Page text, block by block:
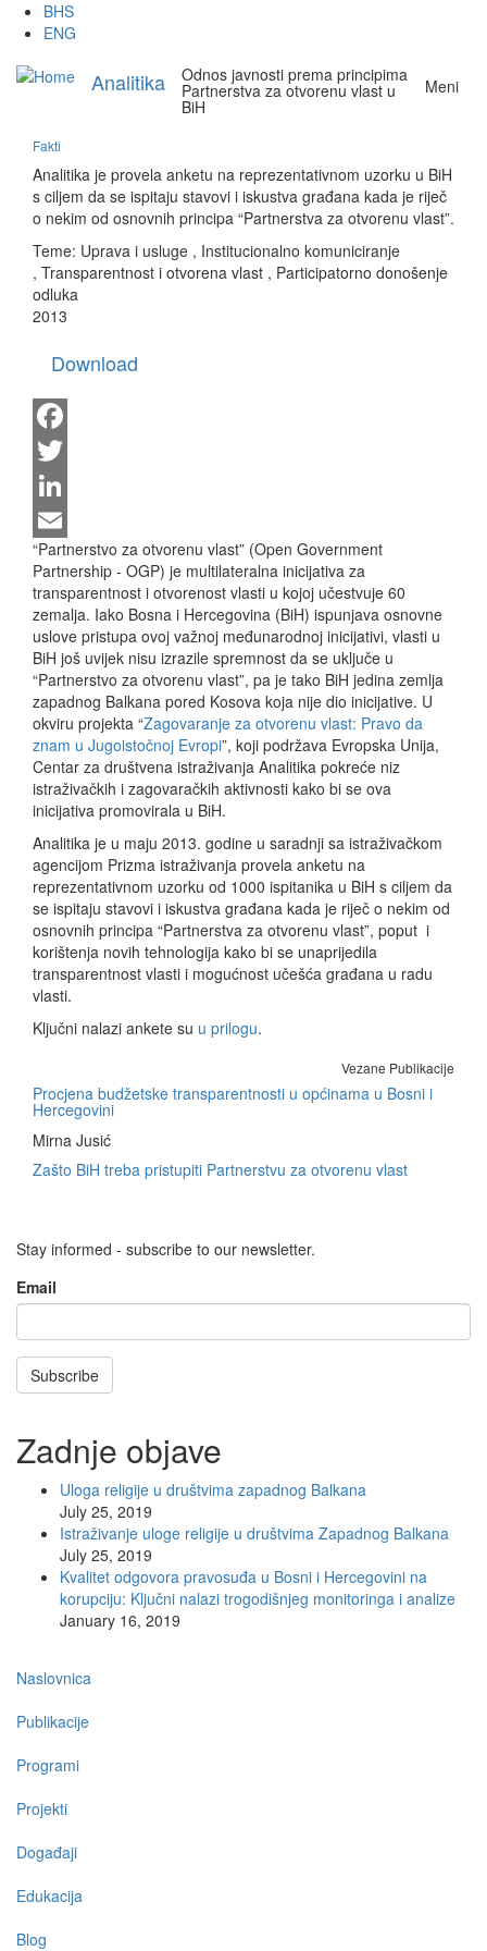
Skip
content
BHS
ENG
Analitika Meni
Odnos javnosti prema principima
Partnerstva za otvorenu vlast u
BiH
Fakti
Analitika je provela anketu na reprezentativnom uzorku u BiH
s ciljem da se ispitaju stavovi i iskustva građana kada je riječ
o nekim od osnovnih principa “Partnerstva za otvorenu vlast”.
Teme: Uprava i usluge , Institucionalno komuniciranje
, Transparentnost i otvorena vlast , Participatorno donošenje
odluka
2013
Download
Facebook
Twitter
LinkedIn
Email
“Partnerstvo za otvorenu vlast” (Open Government
Partnership - OGP) je multilateralna inicijativa za
transparentnost i otvorenost vlasti u kojoj učestvuje 60
zemalja. Iako Bosna i Hercegovina (BiH) ispunjava osnovne
uslove pristupa ovoj važnoj međunarodnoj inicijativi, vlasti u
BiH još uvijek nisu izrazile spremnost da se uključe u
“Partnerstvo za otvorenu vlast”, pa je tako BiH jedina zemlja
zapadnog Balkana pored Kosova koja nije dio inicijative. U
okviru projekta “Zagovaranje za otvorenu vlast: Pravo da
znam u Jugoistočnoj Evropi”, koji podržava Evropska Unija,
Centar za društvena istraživanja Analitika pokreće niz
istraživačkih i zagovaračkih aktivnosti kako bi se ova
inicijativa promovirala u BiH.
Analitika je u maju 2013. godine u saradnji sa istraživačkom
agencijom Prizma istraživanja provela anketu na
reprezentativnom uzorku od 1000 ispitanika u BiH s ciljem da
se ispitaju stavovi i iskustva građana kada je riječ o nekim od
osnovnih principa “Partnerstva za otvorenu vlast”, poput i
korištenja novih tehnologija kako bi se unaprijedila
transparentnost vlasti i mogućnost učešća građana u radu
vlasti.
Ključni nalazi ankete su u prilogu.
Vezane Publikacije
Procjena budžetske transparentnosti u općinama u Bosni i
Hercegovini
Mirna Jusić
Zašto BiH treba pristupiti Partnerstvu za otvorenu vlast
Stay informed - subscribe to our newsletter.
Email
Subscribe
Zadnje objave
Uloga religije u društvima zapadnog Balkana
July 25, 2019
Istraživanje uloge religije u društvima Zapadnog Balkana
July 25, 2019
Kvalitet odgovora pravosuđa u Bosni i Hercegovini na
korupciju: Ključni nalazi trogodišnjeg monitoringa i analize
January 16, 2019
Main
navigation
Naslovnica
Publikacije
Programi
Projekti
Događaji
Edukacija
Blog